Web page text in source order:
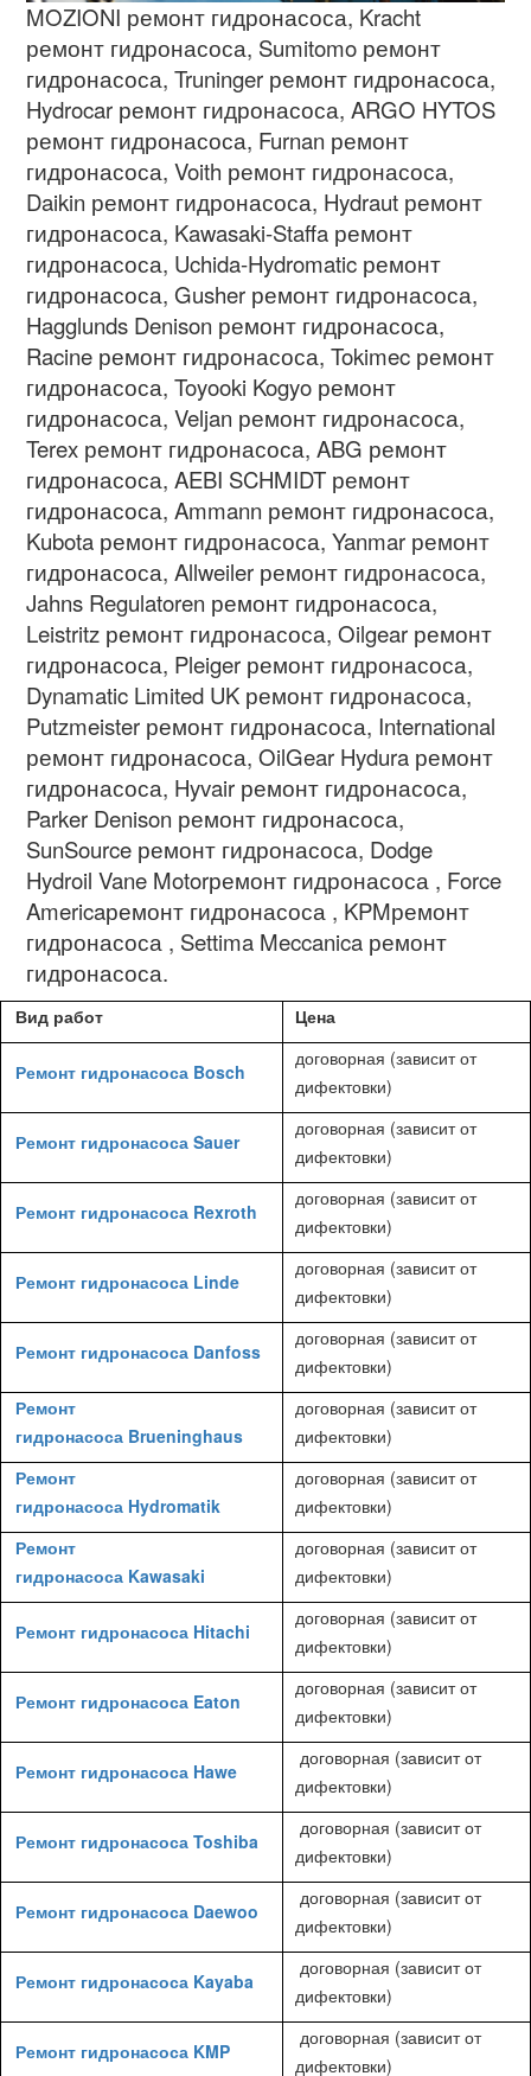
MOZIONI ремонт гидронасоса, Kracht
ремонт гидронасоса, Sumitomo ремонт
гидронасоса, Truninger ремонт гидронасоса,
Hydrocar ремонт гидронасоса, ARGO HYTOS
ремонт гидронасоса, Furnan ремонт
гидронасоса, Voith ремонт гидронасоса,
Daikin ремонт гидронасоса, Hydraut ремонт
гидронасоса, Kawasaki-Staffa ремонт
гидронасоса, Uchida-Hydromatic ремонт
гидронасоса, Gusher ремонт гидронасоса,
Hagglunds Denison ремонт гидронасоса,
Racine ремонт гидронасоса, Tokimec ремонт
гидронасоса, Toyooki Kogyo ремонт
гидронасоса, Veljan ремонт гидронасоса,
Terex ремонт гидронасоса, ABG ремонт
гидронасоса, AEBI SCHMIDT ремонт
гидронасоса, Ammann ремонт гидронасоса,
Kubota ремонт гидронасоса, Yanmar ремонт
гидронасоса, Allweiler ремонт гидронасоса,
Jahns Regulatoren ремонт гидронасоса,
Leistritz ремонт гидронасоса, Oilgear ремонт
гидронасоса, Pleiger ремонт гидронасоса,
Dynamatic Limited UK ремонт гидронасоса,
Putzmeister ремонт гидронасоса, International
ремонт гидронасоса, OilGear Hydura ремонт
гидронасоса, Hyvair ремонт гидронасоса,
Parker Denison ремонт гидронасоса,
SunSource ремонт гидронасоса, Dodge
Hydroil Vane Motorремонт гидронасоса , Force
Americaремонт гидронасоса , KPMремонт
гидронасоса , Settima Meccanica ремонт
гидронасоса.
Вид работ Цена
Ремонт гидронасоса Bosch
договорная (зависит от
дифектовки)
Ремонт гидронасоса Sauer
договорная (зависит от
дифектовки)
Ремонт гидронасоса Rexroth
договорная (зависит от
дифектовки)
Ремонт гидронасоса Linde
договорная (зависит от
дифектовки)
Ремонт гидронасоса Danfoss
договорная (зависит от
дифектовки)
Ремонт
гидронасоса Brueninghaus
договорная (зависит от
дифектовки)
Ремонт
гидронасоса Hydromatik
договорная (зависит от
дифектовки)
Ремонт
гидронасоса Kawasaki
договорная (зависит от
дифектовки)
Ремонт гидронасоса Hitachi
договорная (зависит от
дифектовки)
Ремонт гидронасоса Eaton
договорная (зависит от
дифектовки)
Ремонт гидронасоса Hawe
договорная (зависит от
дифектовки)
Ремонт гидронасоса Toshiba
договорная (зависит от
дифектовки)
Ремонт гидронасоса Daewoo
договорная (зависит от
дифектовки)
Ремонт гидронасоса Kayaba
договорная (зависит от
дифектовки)
Ремонт гидронасоса KMP
договорная (зависит от
дифектовки)